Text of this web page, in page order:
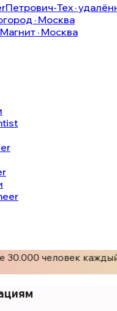
Петрович-Тех ·
· Москва
Магнит · Москва
человек каждый